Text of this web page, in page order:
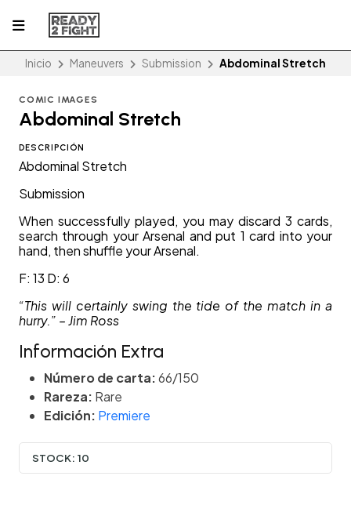
Inicio Maneuvers Submission Abdominal Stretch
COMIC IMAGES
Abdominal Stretch
DESCRIPCIÓN
Abdominal Stretch
Submission
When successfully played, you may discard 3 cards,
search through your Arsenal and put 1 card into your
hand, then shuffle your Arsenal.
F: 13 D: 6
“This will certainly swing the tide of the match in a
hurry.” – Jim Ross
Información Extra
Número de carta:66/150
Rareza: Rare
Edición: Premiere
STOCK: 10